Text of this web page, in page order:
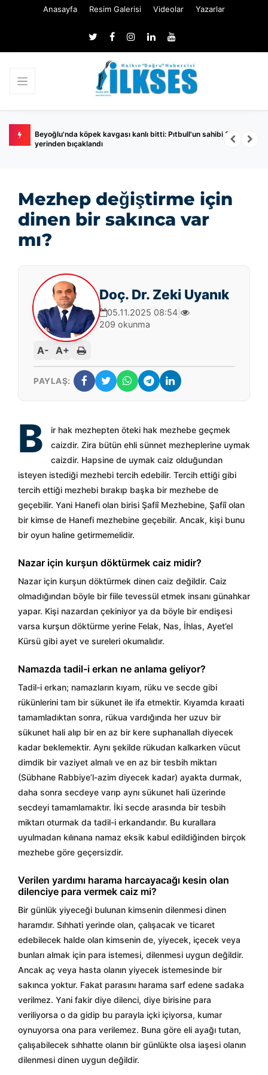
Anasayfa Resim Galerisi Videolar Yazarlar
Beyoğlu'nda köpek kavgası kanlı bitti: Pıtbull'un sahibi 3
yerinden bıçaklandı
Mezhep değiştirme için
dinen bir sakınca var
mı?
Doç. Dr. Zeki Uyanık
05.11.2025 08:54
209 okunma
A- A+
PAYLAŞ:
B
ir hak mezhepten öteki hak mezhebe geçmek
caizdir. Zira bütün ehli sünnet mezheplerine uymak
caizdir. Hapsine de uymak caiz olduğundan
isteyen istediği mezhebi tercih edebilir. Tercih ettiği gibi
tercih ettiği mezhebi bırakıp başka bir mezhebe de
geçebilir. Yani Hanefi olan birisi Şafiî Mezhebine, Şafiî olan
bir kimse de Hanefi mezhebine geçebilir. Ancak, kişi bunu
bir oyun haline getirmemelidir.
Nazar için kurşun döktürmek caiz midir?
Nazar için kurşun döktürmek dinen caiz değildir. Caiz
olmadığından böyle bir fiile tevessül etmek insanı günahkar
yapar. Kişi nazardan çekiniyor ya da böyle bir endişesi
varsa kurşun döktürme yerine Felak, Nas, İhlas, Ayet’el
Kürsü gibi ayet ve sureleri okumalıdır.
Namazda tadil-i erkan ne anlama geliyor?
Tadil-i erkan; namazların kıyam, rüku ve secde gibi
rükünlerini tam bir sükunet ile ifa etmektir. Kıyamda kıraati
tamamladıktan sonra, rükua vardığında her uzuv bir
sükunet hali alıp bir en az bir kere suphanallah diyecek
kadar beklemektir. Aynı şekilde rükudan kalkarken vücut
dimdik bir vaziyet almalı ve en az bir tesbih miktarı
(Sübhane Rabbiye’l-azim diyecek kadar) ayakta durmak,
daha sonra secdeye varıp aynı sükunet hali üzerinde
secdeyi tamamlamaktır. İki secde arasında bir tesbih
miktarı oturmak da tadil-i erkandandır. Bu kurallara
uyulmadan kılınana namaz eksik kabul edildiğinden birçok
mezhebe göre geçersizdir.
Verilen yardımı harama harcayacağı kesin olan
dilenciye para vermek caiz mi?
Bir günlük yiyeceği bulunan kimsenin dilenmesi dinen
haramdır. Sıhhati yerinde olan, çalışacak ve ticaret
edebilecek halde olan kimsenin de, yiyecek, içecek veya
bunları almak için para istemesi, dilenmesi uygun değildir.
Ancak aç veya hasta olanın yiyecek istemesinde bir
sakınca yoktur. Fakat parasını harama sarf edene sadaka
verilmez. Yani fakir diye dilenci, diye birisine para
veriliyorsa o da gidip bu parayla içki içiyorsa, kumar
oynuyorsa ona para verilemez. Buna göre eli ayağı tutan,
çalışabilecek sıhhatte olanın bir günlükte olsa iaşesi olanın
dilenmesi dinen uygun değildir.